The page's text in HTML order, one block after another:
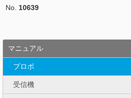
No. 10639
マニュアル
プロポ
受信機